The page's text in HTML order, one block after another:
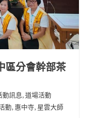
分會幹部茶
動訊息,道場活動
動, 惠中寺, 星雲大師